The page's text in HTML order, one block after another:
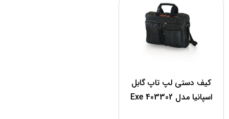
کيف دستی لپ تاپ گابل
اسپانیا مدل 403302 Exe